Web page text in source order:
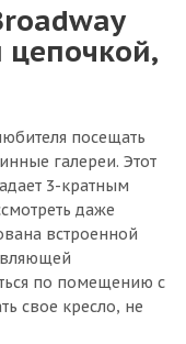
цепочкой,
посещать
галереи. Этот
3-кратным
даже
встроенной
по помещению с
свое кресло, не